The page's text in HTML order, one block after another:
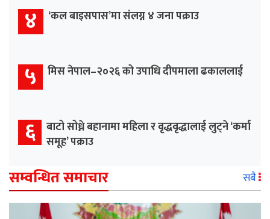
४ ‘कल बाइसपास’मा संलग्न ४ जना पक्राउ
५ मिस नेपाल–२०२६ को उपाधि दीपमाला ढकाललाई
६ बाटो सोध्ने बहानामा महिला र वृद्धवृद्धालाई लुट्ने ‘कर्मा
समूह’ पक्राउ
सम्वन्धित समाचार सबै